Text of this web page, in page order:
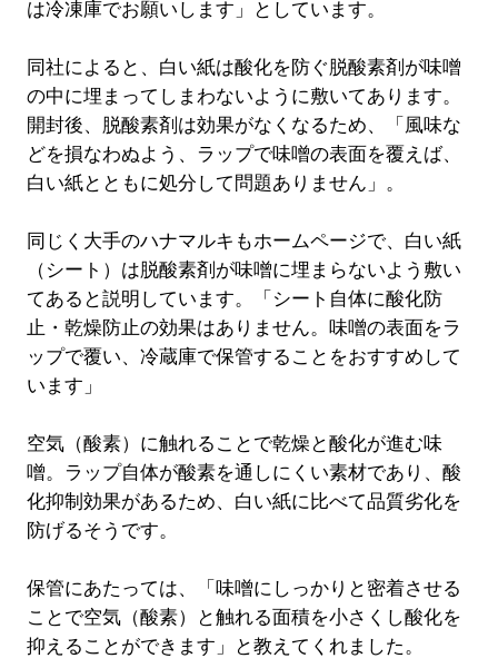
は冷凍庫でお願いします」としています。
同社によると、白い紙は酸化を防ぐ脱酸素剤が味噌
の中に埋まってしまわないように敷いてあります。
開封後、脱酸素剤は効果がなくなるため、「風味な
どを損なわぬよう、ラップで味噌の表面を覆えば、
白い紙とともに処分して問題ありません」。
同じく大手のハナマルキもホームページで、白い紙
（シート）は脱酸素剤が味噌に埋まらないよう敷い
てあると説明しています。「シート自体に酸化防
止・乾燥防止の効果はありません。味噌の表面をラ
ップで覆い、冷蔵庫で保管することをおすすめして
います」
空気（酸素）に触れることで乾燥と酸化が進む味
噌。ラップ自体が酸素を通しにくい素材であり、酸
化抑制効果があるため、白い紙に比べて品質劣化を
防げるそうです。
保管にあたっては、「味噌にしっかりと密着させる
ことで空気（酸素）と触れる面積を小さくし酸化を
抑えることができます」と教えてくれました。